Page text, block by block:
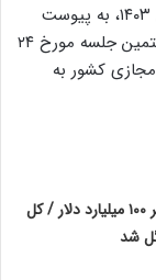
فضای مجازی ابلاغیه شماره ۱۰۷۸۷۵ مورخ ۱۹ دی ۱۴۰۳، به پیوست
مقررات تبلیغات رمزدارایی‌ها که در یک‌صد و شصتمین جلسه مورخ ۲۴
مجازی کشور به
سقوط ارزش بورس ایران به زیر ۱۰۰ میلیارد دلار / کل
شد